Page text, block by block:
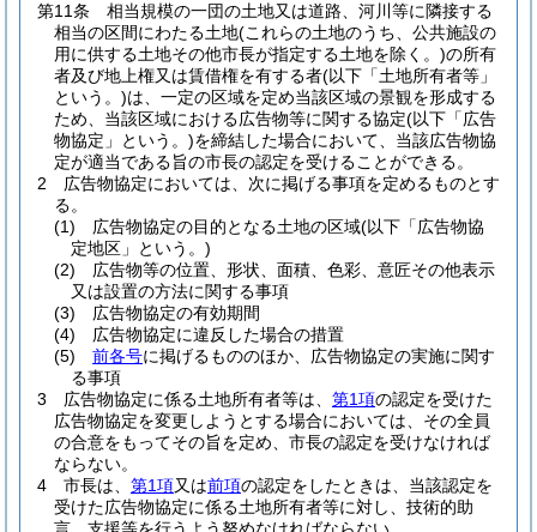
第11条
相当規模の一団の土地又は道路、河川等に隣接する
相当の区間にわたる土地(これらの土地のうち、公共施設の
用に供する土地その他市長が指定する土地を除く。)の所有
者及び地上権又は賃借権を有する者(以下「土地所有者等」
という。)は、一定の区域を定め当該区域の景観を形成する
ため、当該区域における広告物等に関する協定(以下「広告
物協定」という。)を締結した場合において、当該広告物協
定が適当である旨の市長の認定を受けることができる。
2
広告物協定においては、次に掲げる事項を定めるものとす
る。
(1)
広告物協定の目的となる土地の区域(以下「広告物協
定地区」という。)
(2)
広告物等の位置、形状、面積、色彩、意匠その他表示
又は設置の方法に関する事項
(3)
広告物協定の有効期間
(4)
広告物協定に違反した場合の措置
(5)
前各号に掲げるもののほか、広告物協定の実施に関す
る事項
3
広告物協定に係る土地所有者等は、 第1項の認定を受けた
広告物協定を変更しようとする場合においては、その全員
の合意をもってその旨を定め、市長の認定を受けなければ
ならない。
4
市長は、 第1項又は前項の認定をしたときは、当該認定を
受けた広告物協定に係る土地所有者等に対し、技術的助